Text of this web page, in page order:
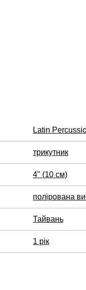
Latin
трикутник
4" (10 см)
полірована
Тайвань
1 рік